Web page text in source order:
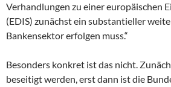
Verhandlungen zu einer europäischen
(EDIS) zunächst ein substantieller
Bankensektor erfolgen muss.“
Besonders konkret ist das nicht.
beseitigt werden, erst dann ist die